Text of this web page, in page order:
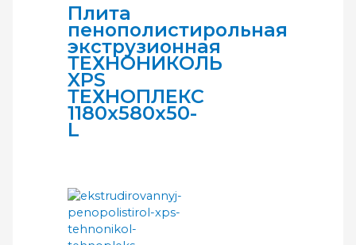
Плита
пенополистирольная
экструзионная
ТЕХНОНИКОЛЬ
XPS
ТЕХНОПЛЕКС
1180х580х50-
L